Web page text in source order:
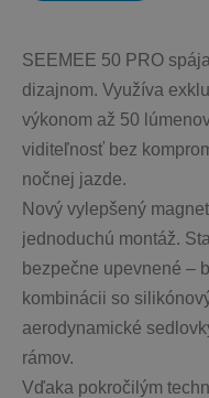
SEEMEE 50 PRO
dizajnom. Využíva
výkonom až 50
viditeľnosť bez
nočnej jazde.
Nový vylepšený
jednoduchú montáž.
bezpečne upevnené –
kombinácii so
aerodynamické
rámov.
Vďaka pokročilým